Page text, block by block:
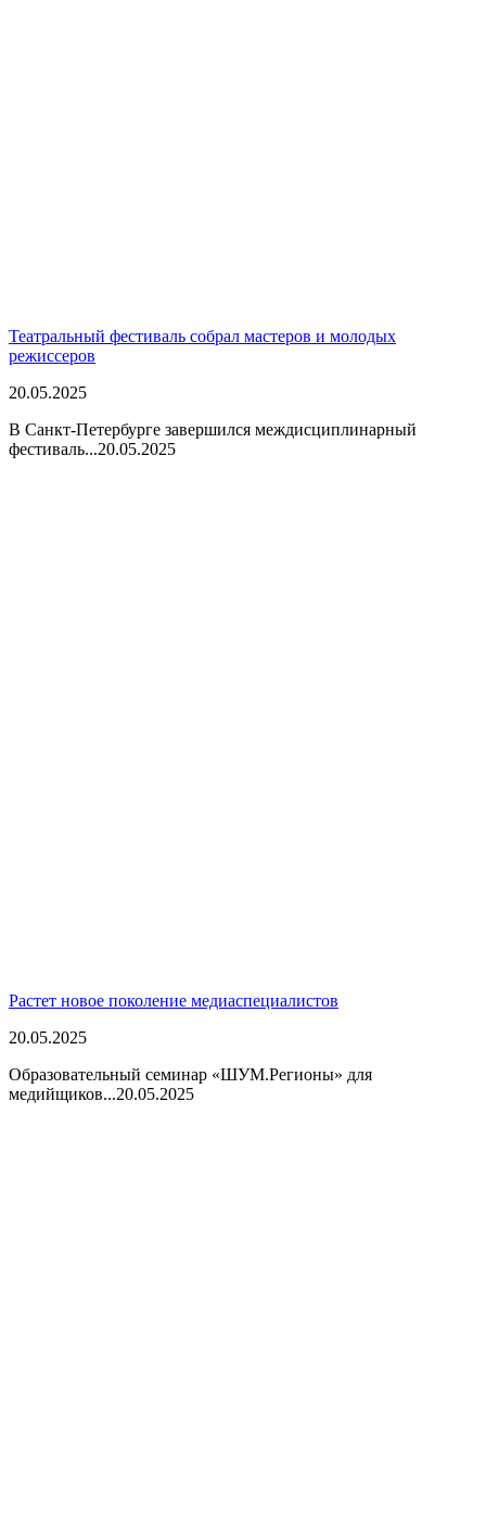
Театральный фестиваль собрал мастеров и молодых
режиссеров
20.05.2025
В Санкт-Петербурге завершился междисциплинарный
фестиваль...20.05.2025
Растет новое поколение медиаспециалистов
20.05.2025
Образовательный семинар «ШУМ.Регионы» для
медийщиков...20.05.2025